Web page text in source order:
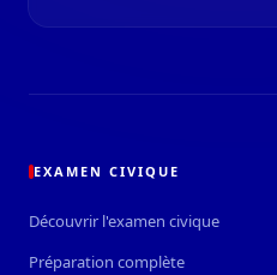
EXAMEN CIVIQUE
Découvrir l'examen civique
Préparation complète